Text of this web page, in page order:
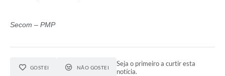
Secom – PMP
GOSTEI NÃO GOSTEI
Seja o primeiro a curtir esta
notícia.